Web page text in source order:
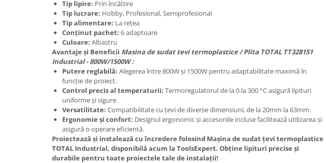
Tip lipire: Prin încălzire
Tip lucrare: Hobby, Profesional, Semiprofesional
Tip alimentare: La rețea
Conținut pachet: 6 adaptoare
Culoare: Albastru
Avantaje și Beneficii Masina de sudat tevi termoplastice / Plita TOTAL TT328151
Industrial - 800W/1500W :
Putere reglabilă: Alegerea între 800W și 1500W pentru adaptabilitate maximă în
funcție de proiect.
Control precis al temperaturii: Termoregulatorul de la 0 la 300 °C asigură lipituri
uniforme și sigure.
Versatilitate: Compatibilitate cu țevi de diverse dimensiuni, de la 20mm la 63mm.
Ergonomie și confort: Designul ergonomic și accesoriile incluse facilitează utilizarea și
asigură o operare eficientă.
Proiectează și instalează cu încredere folosind Mașina de sudat țevi termoplastice
TOTAL Industrial, disponibilă acum la ToolsExpert. Obține lipituri precise și
durabile pentru toate proiectele tale de instalații!